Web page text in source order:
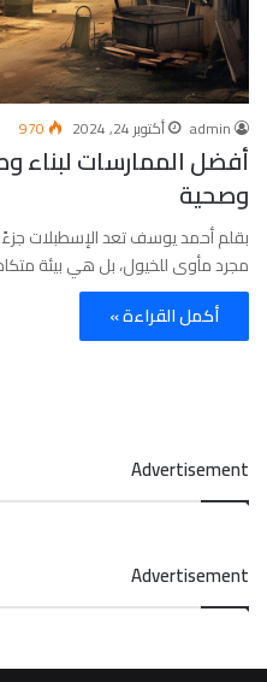
admin أكتوبر 24, 2024 970
أفضل الممارسات لبناء
وصحية
بقلم أحمد يوسف تعد الإسطبلات
مجرد مأوى للخيول، بل هي بيئة
أكمل القراءة »
Advertisement
Advertisement